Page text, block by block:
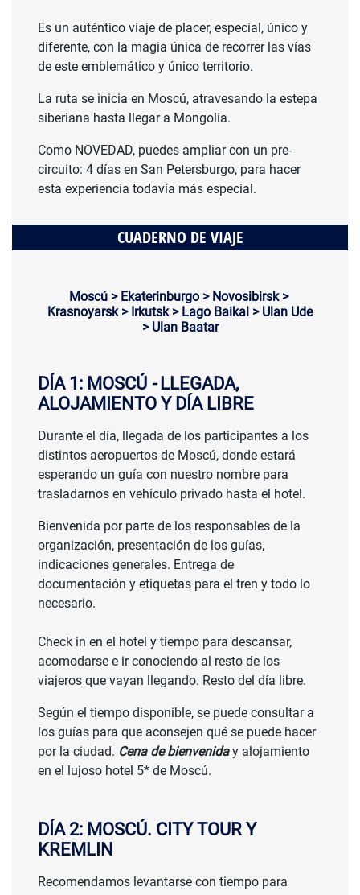
CONSULTAR
PRECIO
Es un auténtico viaje de placer, especial, único y
diferente, con la magia única de recorrer las vías
de este emblemático y único territorio.
La ruta se inicia en Moscú, atravesando la estepa
siberiana hasta llegar a Mongolia.
Como NOVEDAD, puedes ampliar con un pre-
circuito: 4 días en San Petersburgo, para hacer
esta experiencia todavía más especial.
CUADERNO DE VIAJE
Moscú > Ekaterinburgo > Novosibirsk >
Krasnoyarsk > Irkutsk > Lago Baikal > Ulan Ude
> Ulan Baatar
DÍA 1: MOSCÚ -LLEGADA,
ALOJAMIENTO Y DÍA LIBRE
Durante el día, llegada de los participantes a los
distintos aeropuertos de Moscú, donde estará
esperando un guía con nuestro nombre para
trasladarnos en vehículo privado hasta el hotel.
Bienvenida por parte de los responsables de la
organización, presentación de los guías,
indicaciones generales. Entrega de
documentación y etiquetas para el tren y todo lo
necesario.
Check in en el hotel y tiempo para descansar,
acomodarse e ir conociendo al resto de los
viajeros que vayan llegando. Resto del día libre.
Según el tiempo disponible, se puede consultar a
los guías para que aconsejen qué se puede hacer
por la ciudad. Cena de bienveniday alojamiento
en el lujoso hotel 5* de Moscú.
DÍA 2: MOSCÚ. CITY TOUR Y
KREMLIN
Recomendamos levantarse con tiempo para